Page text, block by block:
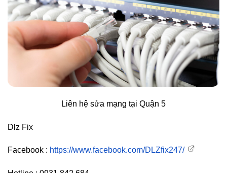
Liên hệ sửa mạng tại Quận 5
Dlz Fix
Facebook : https://www.facebook.com/DLZfix247/